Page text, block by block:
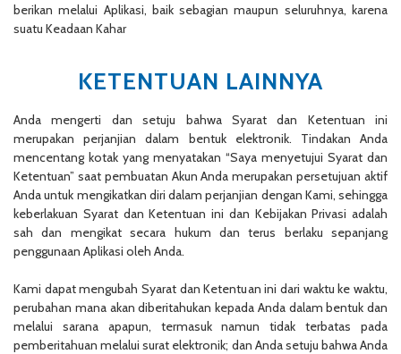
berikan melalui Aplikasi, baik sebagian maupun seluruhnya, karena
suatu Keadaan Kahar
KETENTUAN LAINNYA
Anda mengerti dan setuju bahwa Syarat dan Ketentuan ini
merupakan perjanjian dalam bentuk elektronik. Tindakan Anda
mencentang kotak yang menyatakan “Saya menyetujui Syarat dan
Ketentuan” saat pembuatan Akun Anda merupakan persetujuan aktif
Anda untuk mengikatkan diri dalam perjanjian dengan Kami, sehingga
keberlakuan Syarat dan Ketentuan ini dan Kebijakan Privasi adalah
sah dan mengikat secara hukum dan terus berlaku sepanjang
penggunaan Aplikasi oleh Anda.
Kami dapat mengubah Syarat dan Ketentuan ini dari waktu ke waktu,
perubahan mana akan diberitahukan kepada Anda dalam bentuk dan
melalui sarana apapun, termasuk namun tidak terbatas pada
pemberitahuan melalui surat elektronik; dan Anda setuju bahwa Anda